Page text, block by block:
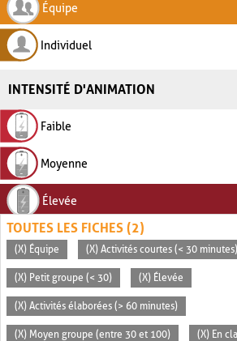
Équipe
Individuel
INTENSITÉ D'ANIMATION
Faible
Moyenne
Élevée
TOUTES LES FICHES (2)
(X) Équipe (X) Activités courtes (< 30 minutes)
(X) Petit groupe (< 30) (X) Élevée
(X) Activités élaborées (> 60 minutes)
(X) Moyen groupe (entre 30 et 100) (X) En